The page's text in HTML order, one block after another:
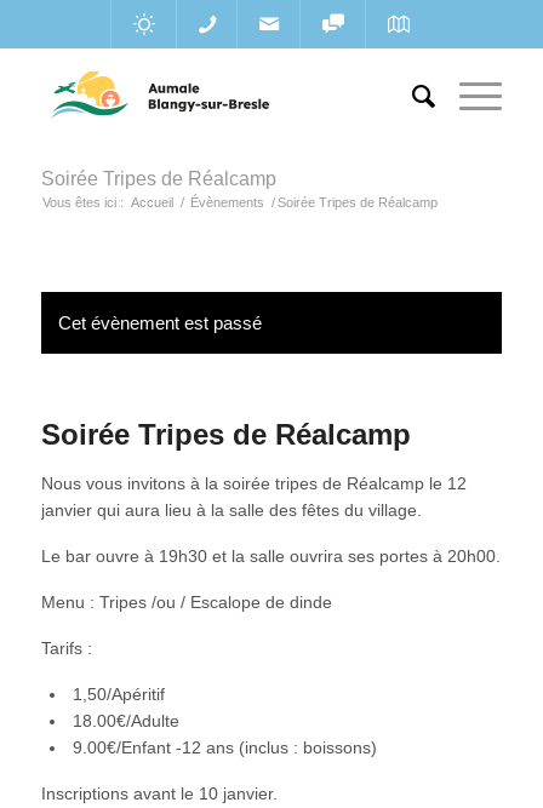
Soirée Tripes de Réalcamp
Vous êtes ici : Accueil / Évènements / Soirée Tripes de Réalcamp
Cet évènement est passé
Soirée Tripes de Réalcamp
Nous vous invitons à la soirée tripes de Réalcamp le 12
janvier qui aura lieu à la salle des fêtes du village.
Le bar ouvre à 19h30 et la salle ouvrira ses portes à 20h00.
Menu : Tripes /ou / Escalope de dinde
Tarifs :
1,50/Apéritif
18.00€/Adulte
9.00€/Enfant -12 ans (inclus : boissons)
Inscriptions avant le 10 janvier.